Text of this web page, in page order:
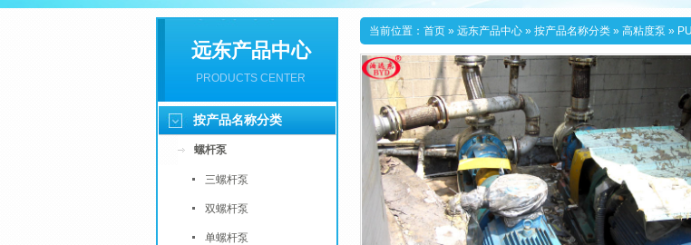
远东产品中心
PRODUCTS CENTER
按产品名称分类
螺杆泵
三螺杆泵
双螺杆泵
单螺杆泵
当前位置： 首页 » 远东产品中心 » 按产品名称分类 » 高粘度泵 »